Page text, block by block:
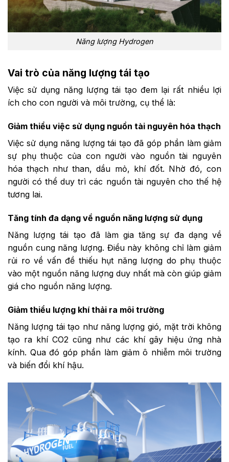
Năng lượng Hydrogen
Vai trò của năng lượng tái tạo
Việc sử dụng năng lượng tái tạo đem lại rất nhiều lợi
ích cho con người và môi trường, cụ thể là:
Giảm thiểu việc sử dụng nguồn tài nguyên hóa thạch
Việc sử dụng năng lượng tái tạo đã góp phần làm giảm
sự phụ thuộc của con người vào nguồn tài nguyên
hóa thạch như than, dầu mỏ, khí đốt. Nhờ đó, con
người có thể duy trì các nguồn tài nguyên cho thế hệ
tương lai.
Tăng tính đa dạng về nguồn năng lượng sử dụng
Năng lượng tái tạo đã làm gia tăng sự đa dạng về
nguồn cung năng lượng. Điều này không chỉ làm giảm
rủi ro về vấn đề thiếu hụt năng lượng do phụ thuộc
vào một nguồn năng lượng duy nhất mà còn giúp giảm
giá cho nguồn năng lượng.
Giảm thiểu lượng khí thải ra môi trường
Năng lượng tái tạo như năng lượng gió, mặt trời không
tạo ra khí CO2 cũng như các khí gây hiệu ứng nhà
kính. Qua đó góp phần làm giảm ô nhiễm môi trường
và biến đổi khí hậu.